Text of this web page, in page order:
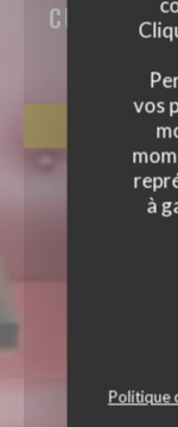
vos
à
Politique
CUISINE